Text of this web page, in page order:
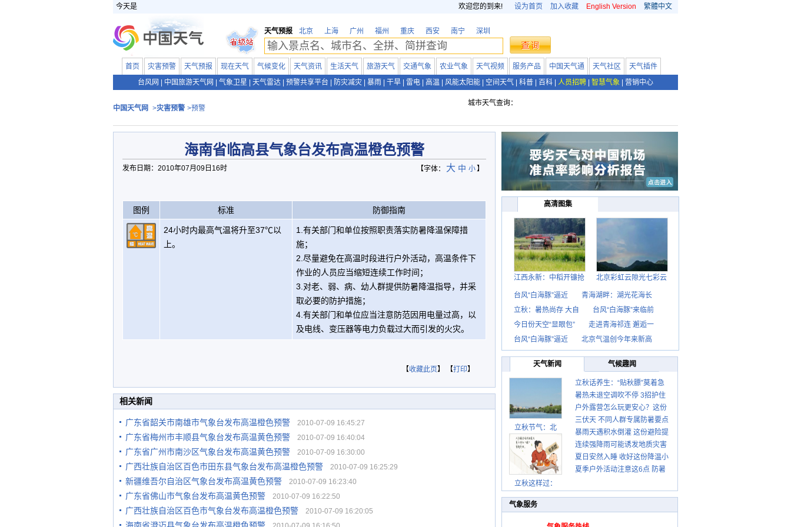
今天是 欢迎您的到来! 设为首页 加入收藏 English Version 繁體中文
天气预报 北京 上海 广州 福州 重庆 西安 南宁 深圳
首页 灾害预警 天气预报 现在天气 气候变化 天气资讯 生活天气 旅游天气 交通气象 农业气象 天气视频 服务产品 中国天气通 天气社区
天气插件
台风网
中国旅游天气网 气象卫星 天气雷达 预警共享平台 防灾减灾 暴雨 干旱 雷电 高温 风能太阳能 空间天气 科普 百科 人员招聘 智慧气象 营销中心
中国天气网 >灾害预警 >预警
城市天气查询：
海南省临高县气象台发布高温橙色预警
发布日期：2010年07月09日16时 【字体： 大 中 小】
图例 标准 防御指南
24小时内最高气温将升至37℃以
上。
1.有关部门和单位按照职责落实防暑降温保障措
施；
2.尽量避免在高温时段进行户外活动，高温条件下
作业的人员应当缩短连续工作时间；
3.对老、弱、病、幼人群提供防暑降温指导，并采
取必要的防护措施；
4.有关部门和单位应当注意防范因用电量过高，以
及电线、变压器等电力负载过大而引发的火灾。
【收藏此页】 【打印】
相关新闻
广东省韶关市南雄市气象台发布高温橙色预警 2010-07-09 16:45:27
广东省梅州市丰顺县气象台发布高温黄色预警 2010-07-09 16:40:04
广东省广州市南沙区气象台发布高温黄色预警 2010-07-09 16:30:00
广西壮族自治区百色市田东县气象台发布高温橙色预警 2010-07-09 16:25:29
新疆维吾尔自治区气象台发布高温黄色预警 2010-07-09 16:23:40
广东省佛山市气象台发布高温黄色预警 2010-07-09 16:22:50
广西壮族自治区百色市气象台发布高温橙色预警 2010-07-09 16:20:05
高清图集
江西永新：中稻开镰抢 北京彩虹云隙光七彩云
台风“白海豚”逼近
青海湖畔：湖光花海长
立秋：暑热尚存 大自
台风“白海豚”来临前
今日份天空“显眼包”
走进青海祁连 邂逅一
台风“白海豚”逼近
北京气温创今年来新高
天气新闻 气候趣闻
立秋节气：北
立秋这样过：
立秋话养生：“贴秋膘”莫着急
先清暑再防燥
暑热未退空调吹不停 3招护住
肩颈不酸痛
户外露营怎么玩更安心？这份
攻略请收好
三伏天 不同人群专属防暑要点
请收好
暴雨天遇积水倒灌 这份避险提
示请收好
连续强降雨可能诱发地质灾害
这些前兆要知道
夏日安然入睡 收好这份降温小
贴士
夏季户外活动注意这6点 防暑
气象服务